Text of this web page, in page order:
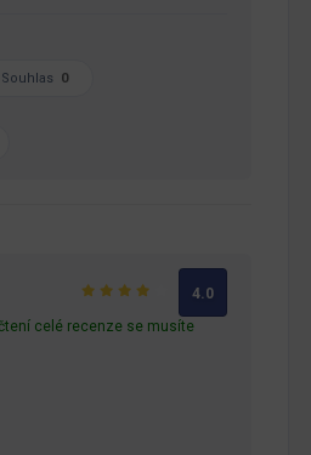
Souhlas 0
4.0
celé recenze se musíte